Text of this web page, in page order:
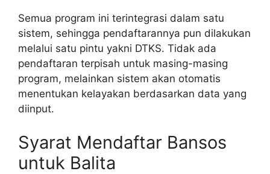
Semua program ini terintegrasi dalam satu
sistem, sehingga pendaftarannya pun dilakukan
melalui satu pintu yakni DTKS. Tidak ada
pendaftaran terpisah untuk masing-masing
program, melainkan sistem akan otomatis
menentukan kelayakan berdasarkan data yang
diinput.
Syarat Mendaftar Bansos
untuk Balita